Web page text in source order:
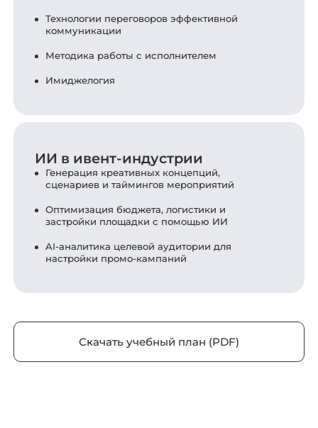
Технологии переговоров эффективной
коммуникации
Методика работы с исполнителем
Имиджелогия
ИИ в ивент-индустрии
Генерация креативных концепций,
сценариев и таймингов мероприятий
Оптимизация бюджета, логистики и
застройки площадки с помощью ИИ
AI-аналитика целевой аудитории для
настройки промо-кампаний
Скачать учебный план (PDF)